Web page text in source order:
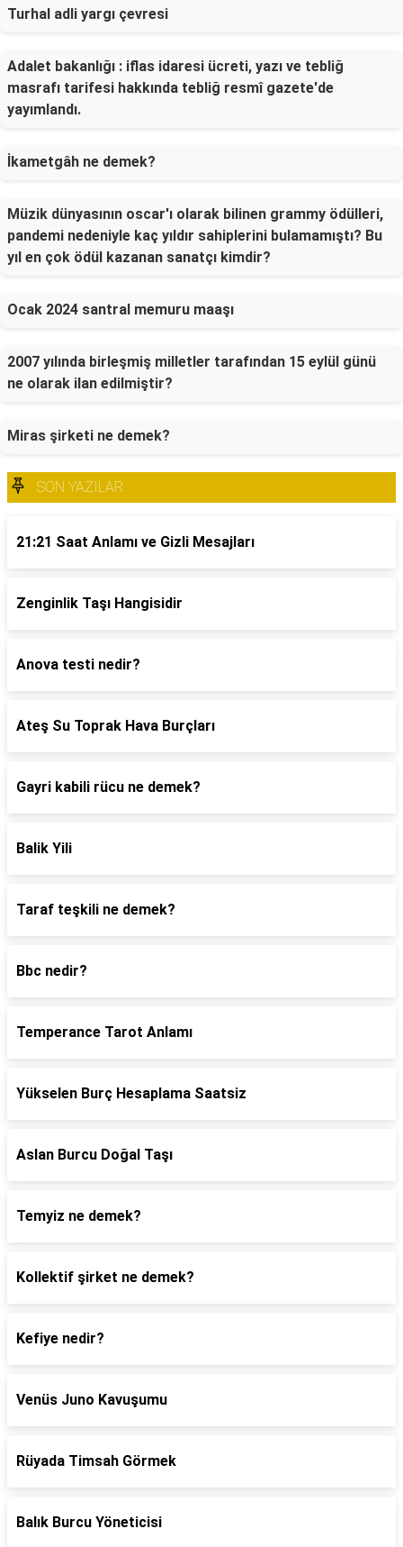
Turhal adli yargı çevresi
Adalet bakanlığı : iflas idaresi ücreti, yazı ve tebliğ
masrafı tarifesi hakkında tebliğ resmî gazete'de
yayımlandı.
İkametgâh ne demek?
Müzik dünyasının oscar'ı olarak bilinen grammy ödülleri,
pandemi nedeniyle kaç yıldır sahiplerini bulamamıştı? Bu
yıl en çok ödül kazanan sanatçı kimdir?
Ocak 2024 santral memuru maaşı
2007 yılında birleşmiş milletler tarafından 15 eylül günü
ne olarak ilan edilmiştir?
Miras şirketi ne demek?
SON YAZILAR
21:21 Saat Anlamı ve Gizli Mesajları
Zenginlik Taşı Hangisidir
Anova testi nedir?
Ateş Su Toprak Hava Burçları
Gayri kabili rücu ne demek?
Balik Yili
Taraf teşkili ne demek?
Bbc nedir?
Temperance Tarot Anlamı
Yükselen Burç Hesaplama Saatsiz
Aslan Burcu Doğal Taşı
Temyiz ne demek?
Kollektif şirket ne demek?
Kefiye nedir?
Venüs Juno Kavuşumu
Rüyada Timsah Görmek
Balık Burcu Yöneticisi